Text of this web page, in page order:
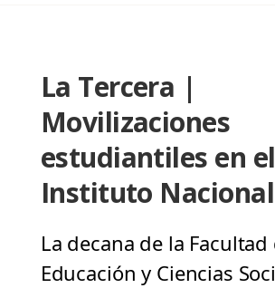
La Tercera |
Movilizaciones
estudiantiles en el
Instituto Nacional
La decana de la Facultad
Educación y Ciencias